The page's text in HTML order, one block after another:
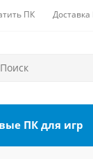
ПК
ПК для игр